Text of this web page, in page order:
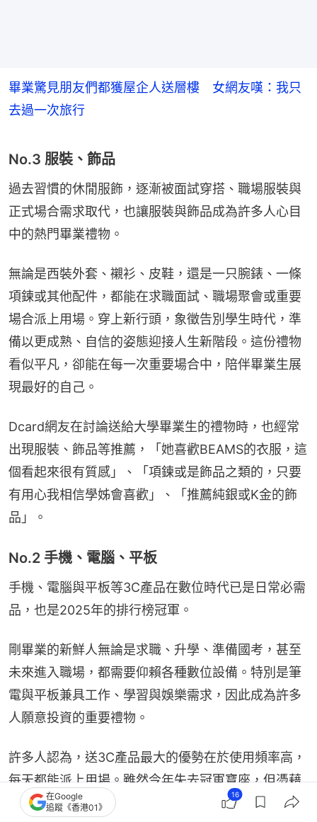
畢業驚見朋友們都獲屋企人送層樓 女網友嘆：我只
去過一次旅行
No.3 服裝、飾品
過去習慣的休閒服飾，逐漸被面試穿搭、職場服裝與
正式場合需求取代，也讓服裝與飾品成為許多人心目
中的熱門畢業禮物。
無論是西裝外套、襯衫、皮鞋，還是一只腕錶、一條
項鍊或其他配件，都能在求職面試、職場聚會或重要
場合派上用場。穿上新行頭，象徵告別學生時代，準
備以更成熟、自信的姿態迎接人生新階段。這份禮物
看似平凡，卻能在每一次重要場合中，陪伴畢業生展
現最好的自己。
Dcard網友在討論送給大學畢業生的禮物時，也經常
出現服裝、飾品等推薦，「她喜歡BEAMS的衣服，這
個看起來很有質感」、「項鍊或是飾品之類的，只要
有用心我相信學姊會喜歡」、「推薦純銀或K金的飾
品」。
No.2 手機、電腦、平板
手機、電腦與平板等3C產品在數位時代已是日常必需
品，也是2025年的排行榜冠軍。
剛畢業的新鮮人無論是求職、升學、準備國考，甚至
未來進入職場，都需要仰賴各種數位設備。特別是筆
電與平板兼具工作、學習與娛樂需求，因此成為許多
人願意投資的重要禮物。
許多人認為，送3C產品最大的優勢在於使用頻率高，
每天都能派上用場。雖然今年失去冠軍寶座，但憑藉
其無可取代的實用性，依舊穩居熱門畢業禮物之列。
在Google
追蹤《香港01》
16